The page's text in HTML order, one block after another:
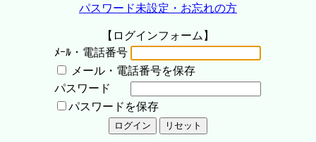
パスワード未設定・お忘れの方
【ログインフォーム】
ﾒｰﾙ・電話番号
メール・電話番号を保存
パスワード
パスワードを保存